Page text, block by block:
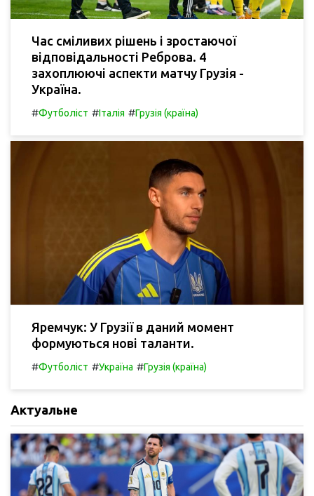
Час сміливих рішень і зростаючої
відповідальності Реброва. 4
захоплюючі аспекти матчу Грузія -
Україна.
#Футболіст #Італія #Грузія (країна)
Яремчук: У Грузії в даний момент
формуються нові таланти.
#Футболіст #Україна #Грузія (країна)
Актуальне